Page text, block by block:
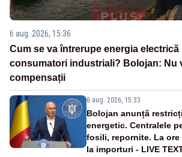
6 aug. 2026, 15:36
Cum se va întrerupe energia electrică
consumatori industriali? Bolojan: Nu
compensații
6 aug. 2026, 15:33
Bolojan anunță
energetic. Centralele
fosili, repornite. La ore
la importuri - LIVE